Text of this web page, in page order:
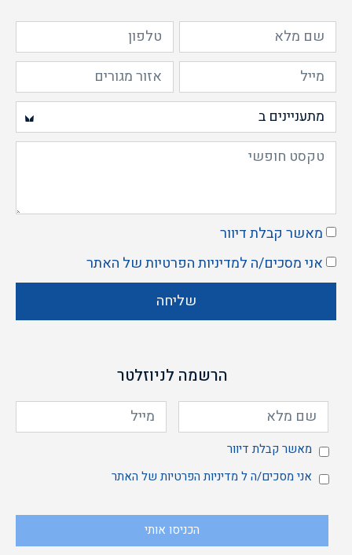
מאשר קבלת דיוור
אני מסכים/ה למדיניות הפרטיותשל האתר
שליחה
הרשמה לניוזלטר
מאשר
מאשר קבלת דיוור
אני
אני מסכים/ה ל מדיניות הפרטיות של האתר
הכניסו אותי